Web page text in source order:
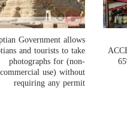
Egyptian Government allows
Egyptians and tourists to take
photographs for (non-
commercial use) without
requiring any permit